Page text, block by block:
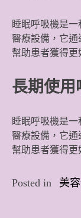
睡眠呼吸機是
醫療設備，它通
幫助患者獲得更
長期使用
睡眠呼吸機是
醫療設備，它通
幫助患者獲得更
Posted in 美